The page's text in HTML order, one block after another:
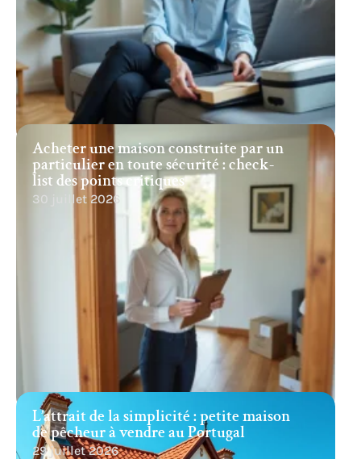
Acheter une maison construite par un
particulier en toute sécurité : check-
list des points critiques
30 juillet 2026
L’attrait de la simplicité : petite maison
de pêcheur à vendre au Portugal
29 juillet 2026